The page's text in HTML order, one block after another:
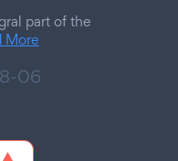
part of the
More
06